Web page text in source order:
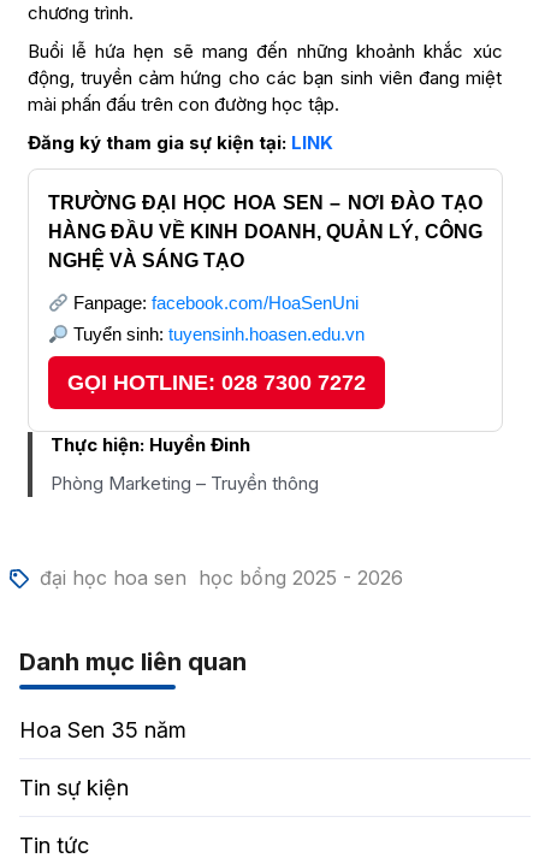
chương trình.
Buổi lễ hứa hẹn sẽ mang đến những khoảnh khắc xúc
động, truyền cảm hứng cho các bạn sinh viên đang miệt
mài phấn đấu trên con đường học tập.
Đăng ký tham gia sự kiện tại: LINK
TRƯỜNG ĐẠI HỌC HOA SEN – NƠI ĐÀO TẠO
HÀNG ĐẦU VỀ KINH DOANH, QUẢN LÝ, CÔNG
NGHỆ VÀ SÁNG TẠO
Fanpage: facebook.com/HoaSenUni
Tuyển sinh: tuyensinh.hoasen.edu.vn
GỌI HOTLINE: 028 7300 7272
Thực hiện: Huyền Đinh
Phòng Marketing – Truyền thông
đại học hoa sen học bổng 2025 - 2026
Danh mục liên quan
Hoa Sen 35 năm
Tin sự kiện
Tin tức